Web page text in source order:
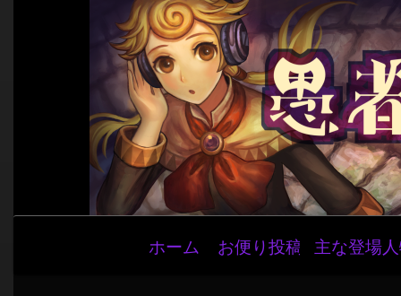
ホーム お便り投稿 主な登場